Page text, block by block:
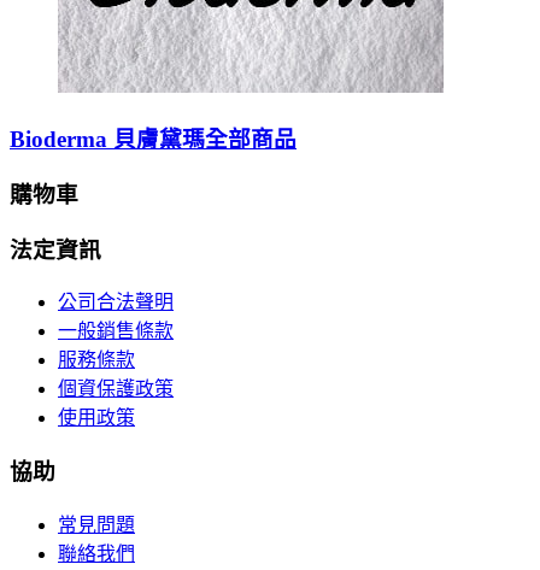
Bioderma 貝膚黛瑪全部商品
購物車
法定資訊
公司合法聲明
一般銷售條款
服務條款
個資保護政策
使用政策
協助
常見問題
聯絡我們